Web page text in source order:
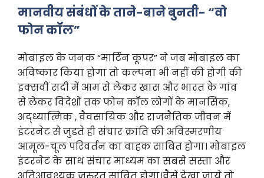
मानवीय संबंधों के ताने-बाने बुनती- “वो
फोन कॉल”
मोबाइल के जनक “मार्टिन कूपर” ने जब मोबाइल का
अविष्कार किया होगा तो कल्पना भी नहीं की होगी की
इक्सवीं सदी में आम से लेकर खास और भारत के गांव
से लेकर विदेशों तक फोन कॉल लोगों के मानसिक,
अद्ध्यात्मिक , वैवसायिक और राजनैतिक जीवन में
इंटरनेट से जुडते ही संचार क्रांति की अविस्मरणीय
आमूल-चूल परिवर्तन का वाहक साबित होगा। मोबाइल
इंटरनेट के साथ संचार माध्यम का सबसे सस्ता और